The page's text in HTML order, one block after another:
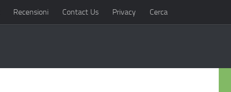
Recensioni Contact Us Privacy Cerca